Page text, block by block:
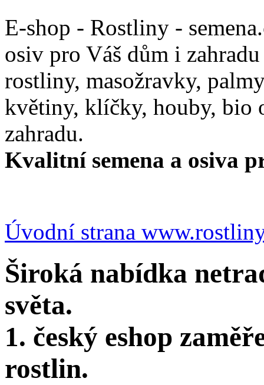
E-shop - Rostliny -
osiv pro Váš dům i
rostliny, masožravky,
květiny, klíčky, houby, bio
zahradu.
Kvalitní semena a osiva
Úvodní strana
Široká nabídka
světa.
1. český eshop
rostlin.